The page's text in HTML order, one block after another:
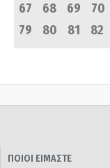
67
68 69 70
79
80 81 82
ΠΟΙΟΙ ΕΙΜΑΣΤΕ